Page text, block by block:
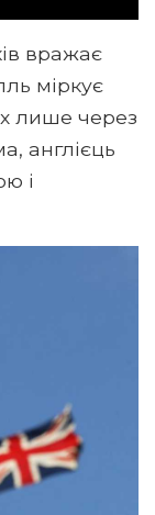
вражає
міркує
лише через
англієць
і